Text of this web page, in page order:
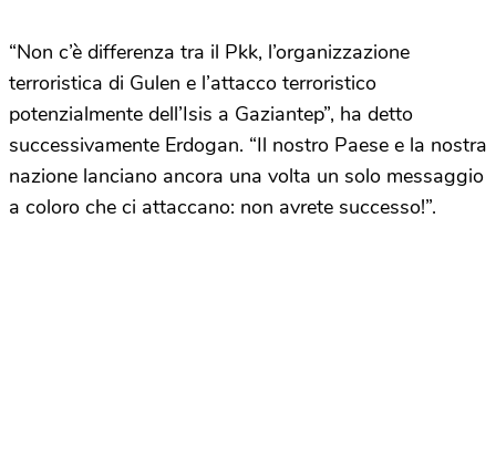
“Non c’è differenza tra il Pkk, l’organizzazione
terroristica di Gulen e l’attacco terroristico
potenzialmente dell’Isis a Gaziantep”, ha detto
successivamente Erdogan. “Il nostro Paese e la nostra
nazione lanciano ancora una volta un solo messaggio
a coloro che ci attaccano: non avrete successo!”.